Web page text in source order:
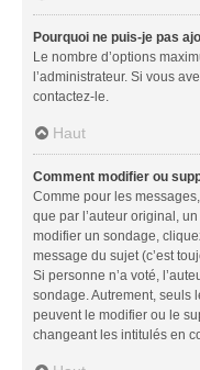
Pourquoi ne puis-je pas
Le nombre d’options
l’administrateur. Si vous
contactez-le.
Haut
Comment modifier ou
Comme pour les
que par l’auteur original,
modifier un sondage,
message du sujet (c’est
Si personne n’a voté,
sondage. Autrement, seuls
peuvent le modifier ou le
changeant les intitulés en